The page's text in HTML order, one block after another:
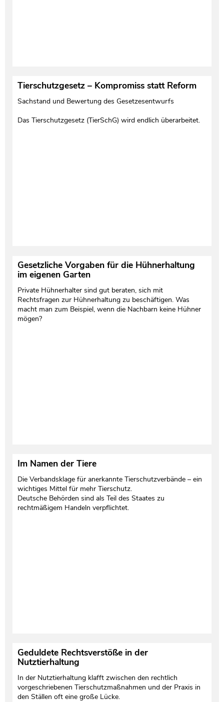
Tierschutzgesetz – Kompromiss statt Reform
Sachstand und Bewertung des Gesetzesentwurfs
Das Tierschutzgesetz (TierSchG) wird endlich überarbeitet.
Gesetzliche Vorgaben für die Hühnerhaltung
im eigenen Garten
Private Hühnerhalter sind gut beraten, sich mit
Rechtsfragen zur Hühnerhaltung zu beschäftigen. Was
macht man zum Beispiel, wenn die Nachbarn keine Hühner
mögen?
Im Namen der Tiere
Die Verbandsklage für anerkannte Tierschutzverbände – ein
wichtiges Mittel für mehr Tierschutz.
Deutsche Behörden sind als Teil des Staates zu
rechtmäßigem Handeln verpflichtet.
Geduldete Rechtsverstöße in der
Nutztierhaltung
In der Nutztierhaltung klafft zwischen den rechtlich
vorgeschriebenen Tierschutzmaßnahmen und der Praxis in
den Ställen oft eine große Lücke.